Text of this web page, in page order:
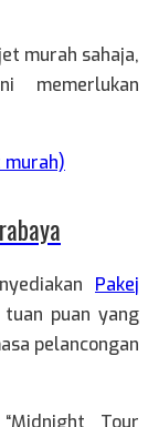
murah sahaja,
memerlukan
Pakej
puan yang
pelancongan
Tour